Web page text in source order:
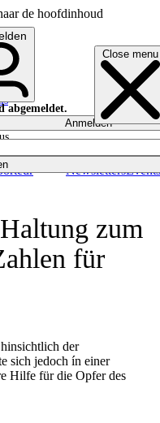
de hoofdinhoud
Close menu
NewslettersEvents
abgemeldet.
Anmelden
zum
für
der
sich jedoch ín einer
Hilfe für die Opfer des